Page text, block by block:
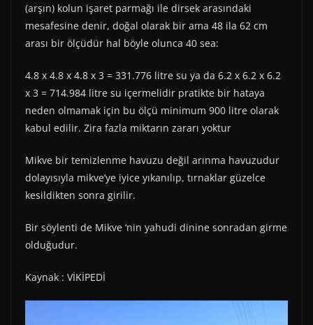
(arşın) kolun işaret parmağı ile dirsek arasındaki
mesafesine denir, doğal olarak bir ama 48 ila 62 cm
arası bir ölçüdür hal böyle olunca 40 sea:
4.8 x 4.8 x 4.8 x 3 = 331.776 litre su ya da 6.2 x 6.2 x 6.2
x 3 = 714.984 litre su içermelidir pratikte bir hataya
neden olmamak için bu ölçü minimum 900 litre olarak
kabul edilir. Zira fazla miktarın zararı yoktur
Mikve bir temizlenme havuzu değil arınma havuzudur
dolayısıyla mikve’ye iyice yıkanılıp, tırnaklar güzelce
kesildikten sonra girilir.
Bir söylenti de Mikve ‘nin yahudi dinine sonradan girme
olduğudur.
Kaynak : VİKİPEDİ